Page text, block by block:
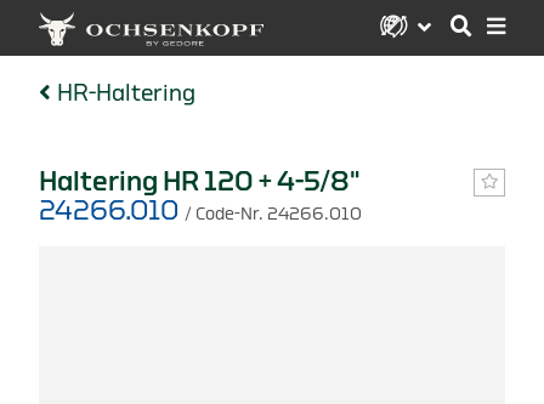
HR-Haltering
Haltering HR 120 + 4-5/8"
24266.010 / Code-Nr. 24266.010